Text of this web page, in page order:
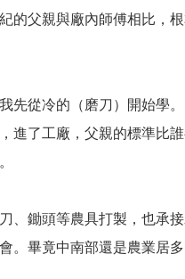
的父親與廠內師傅相比，
先從冷的（磨刀）開始學
進了工廠，父親的標準比
、鋤頭等農具打製，也承
。畢竟中南部還是農業居